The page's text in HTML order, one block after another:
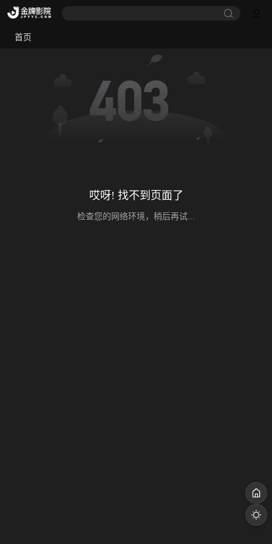
首页
哎呀! 找不到页面了
检查您的网络环境，稍后再试...